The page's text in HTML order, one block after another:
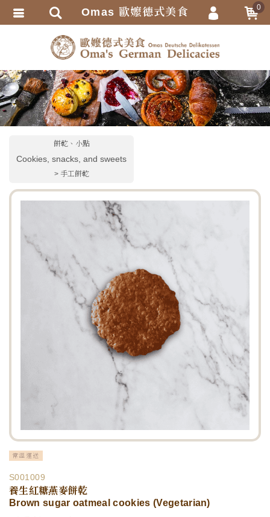
餅乾、小點
Cookies, snacks, and sweets
手工餅乾
常溫運送
S001009
養生紅糖燕麥餅乾
Brown sugar oatmeal cookies (Vegetarian)
Omas 歐嬤德式美食 0
會員登入
會員註冊
忘記密碼
訂單查詢
追蹤清單TRACK LISTING
繁體中文